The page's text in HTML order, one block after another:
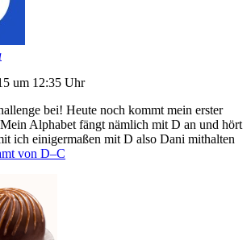
um 12:35 Uhr
bei! Heute noch kommt mein erster
Alphabet fängt nämlich mit D an und hört
ich einigermaßen mit D also Dani mithalten
von D–C